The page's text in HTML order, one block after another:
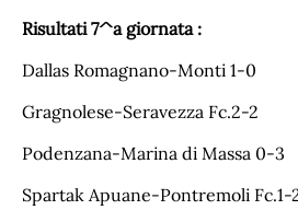
Risultati 7^a giornata :
Dallas Romagnano-Monti 1-0
Gragnolese-Seravezza Fc.2-2
Podenzana-Marina di Massa 0-3
Spartak Apuane-Pontremoli Fc.1-